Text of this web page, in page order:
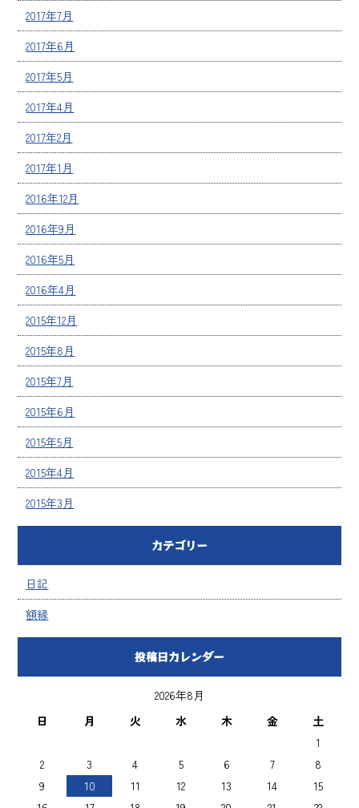
2017年7月
2017年6月
2017年5月
2017年4月
2017年2月
2017年1月
2016年12月
2016年9月
2016年5月
2016年4月
2015年12月
2015年8月
2015年7月
2015年6月
2015年5月
2015年4月
2015年3月
カテゴリー
日記
額縁
投稿日カレンダー
2026年8月
日
月 火 水 木 金
土
1
2
3 4 5 6 7
8
9
10 11 12 13 14
15